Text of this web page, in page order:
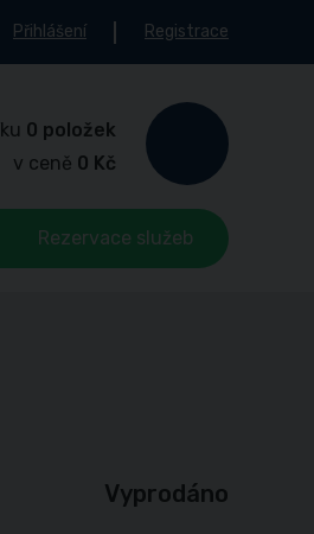
Přihlášení Registrace
0 položek
v ceně 0 Kč
Rezervace služeb
Vyprodáno